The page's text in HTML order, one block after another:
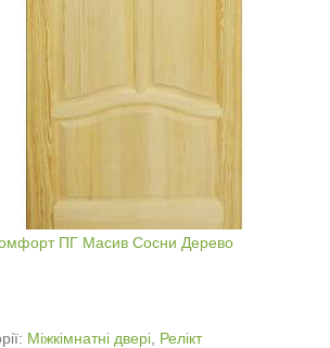
ПГ Масив Сосни Дерево
Міжкімнатні двері Релікт